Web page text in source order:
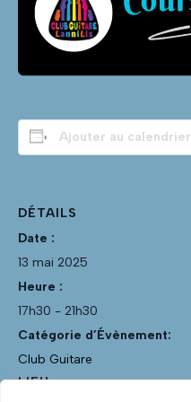
Ajouter au calendrier
DÉTAILS
Date :
13 mai 2025
Heure :
17h30 - 21h30
Catégorie d’Évènement:
Club Guitare
LIEU